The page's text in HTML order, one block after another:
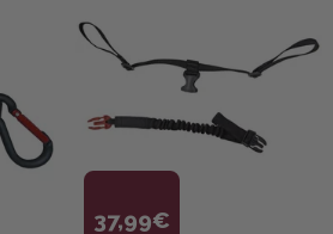
37,99€